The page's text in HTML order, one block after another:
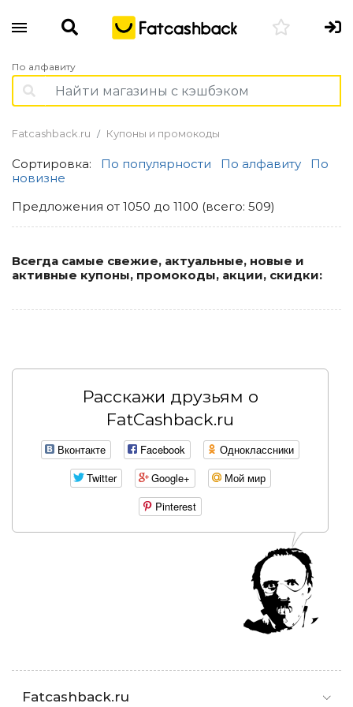
По алфавиту
Fatcashback.ru Купоны и промокоды
Сортировка: По популярности По алфавиту
По
новизне
Предложения от 1050 до 1100 (всего: 509)
Всегда самые свежие, актуальные, новые и
активные купоны, промокоды, акции, скидки:
Расскажи друзьям о
FatCashback.ru
Вконтакте Facebook
Одноклассники
Twitter
Google+
Мой мир
Pinterest
Fatcashback.ru